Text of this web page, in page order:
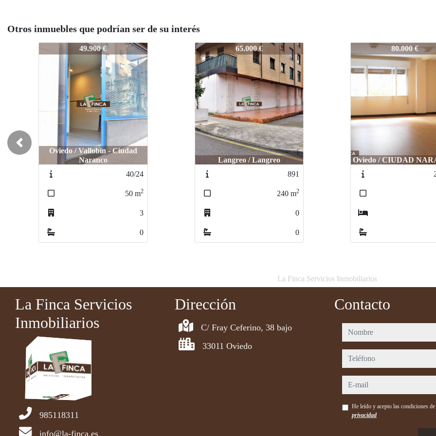
Otros inmuebles que podrían ser de su interés
119/23
65.000 €
Langreo / Langreo
891
240 m2
0
0
119/23 80.000 €
Oviedo / CIUDAD NARANCO
254-26
60m2
4
0
119/23 95.000 €
Oviedo / La
Previous
La Finca Servicios Inmobiliarios
La Finca Servicios
Inmobiliarios
985118311
info@la-finca.es
Dirección
C/ Fray Ceferino, 38 bajo
33011 Oviedo
Contacto
nombre
teléfono
e-mail
He leído y acepto las condiciones
privacidad